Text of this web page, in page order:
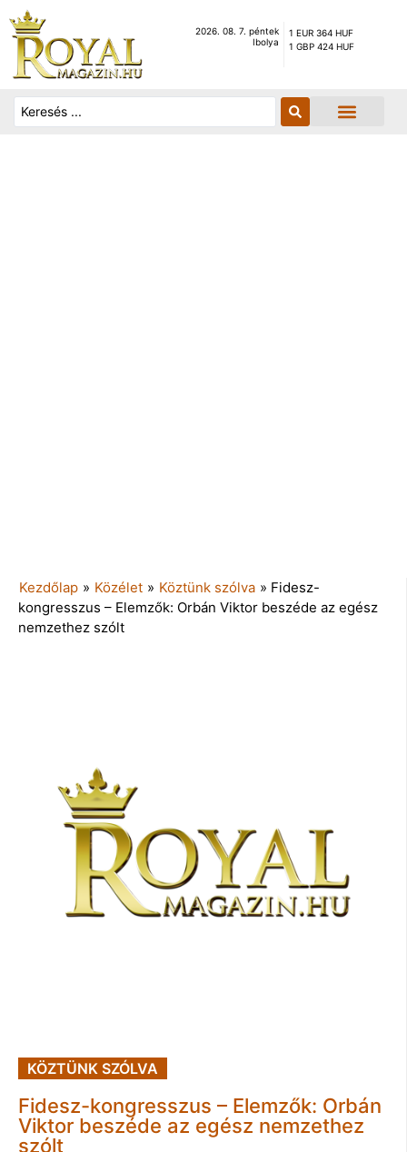
2026. 08. 7. péntek
Ibolya
1 EUR 364 HUF
1 GBP 424 HUF
Kezdőlap » Közélet » Köztünk szólva » Fidesz-
kongresszus – Elemzők: Orbán Viktor beszéde az egész
nemzethez szólt
KÖZTÜNK SZÓLVA
Fidesz-kongresszus – Elemzők: Orbán
Viktor beszéde az egész nemzethez
szólt